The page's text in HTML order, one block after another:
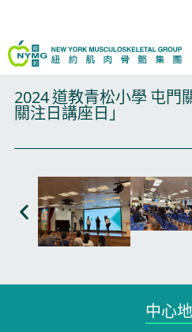
content
2024 道教青松小學 屯門
關注日講座日」
中心